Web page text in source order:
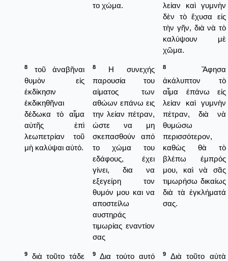
το χώμα.
λείαν καὶ γυμνὴν
δὲν τὸ ἔχυσα εἰς
τὴν γῆν, διὰ νὰ τὸ
καλύψουν μὲ
χῶμα.
8
τοῦ ἀναβῆναι
θυμὸν εἰς
ἐκδίκησιν
ἐκδικηθῆναι
δέδωκα τὸ αἷμα
αὐτῆς ἐπὶ
λεωπετρίαν τοῦ
μὴ καλύψαι αὐτό.
8
Η συνεχής
παρουσία του
αίματος των
αθώων επάνω εις
την λείαν πέτραν,
ώστε να μη
σκεπασθούν από
το χώμα του
εδάφους, έχει
γίνει, δια να
εξεγείρη τον
θυμόν μου και να
αποστείλω
αυστηράς
τιμωρίας εναντίον
σας
8
Ἄφησα
ἀκάλυπτον τὸ
αἷμα ἐπάνω εἰς
λείαν καὶ γυμνὴν
πέτραν, διὰ νὰ
θυμώσω
περισσότερον,
καθὼς θὰ τὸ
βλέπω ἐμπρός
μου, καὶ νὰ σᾶς
τιμωρήσω δικαίως
διὰ τὰ ἐγκλήματά
σας.
9
διὰ τοῦτο τάδε
9
Δια τούτο αυτό
9
Διὰ τοῦτο αὐτὰ